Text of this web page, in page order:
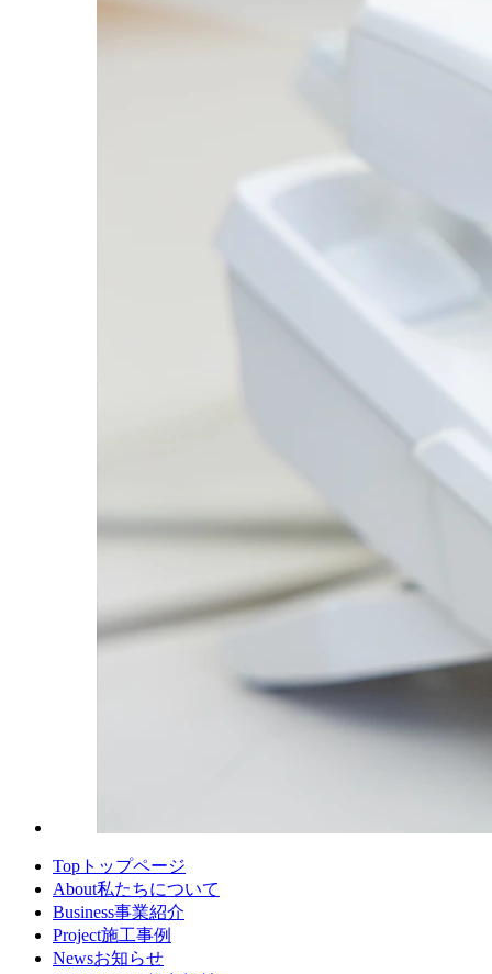
Top トップページ
About私たちについて
Business事業紹介
Project施工事例
Newsお知らせ